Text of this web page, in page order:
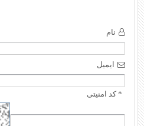
نام
ایمیل
* کد امنیتی